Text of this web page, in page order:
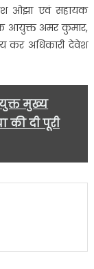
ओझा एवं सहायक
आयुक्त अमर कुमार,
कर अधिकारी देवेश
मुख्य
की दी पूरी